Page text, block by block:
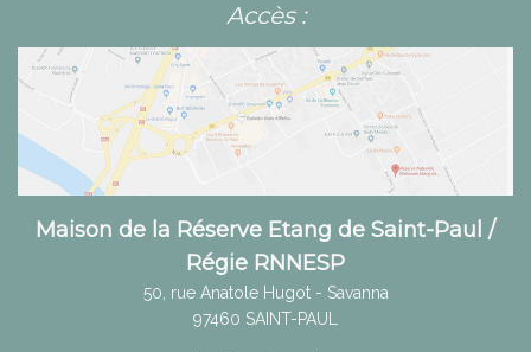
Accès :
Maison de la Réserve Etang de Saint-Paul /
Régie RNNESP
50, rue Anatole Hugot - Savanna
97460 SAINT-PAUL